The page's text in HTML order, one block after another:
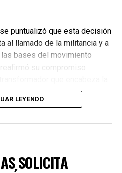
puntualizó que esta decisión
al llamado de la militancia y a
bases del movimiento
su compromiso
Sheinbaum Pardo,
del bienestar social
LEYENDO
SOLICITA